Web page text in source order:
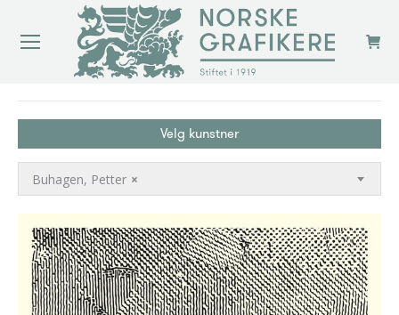
Velg kunstner
×
Buhagen, Petter